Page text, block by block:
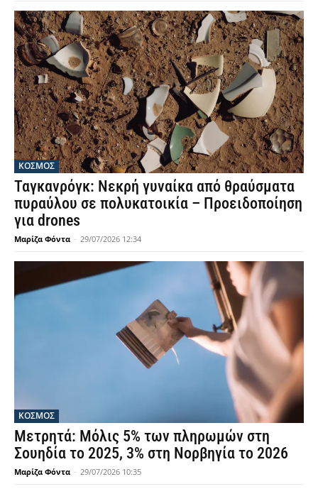
ΚΟΣΜΟΣ
Ταγκανρόγκ: Νεκρή γυναίκα από θραύσματα
πυραύλου σε πολυκατοικία – Προειδοποίηση
για drones
Μαρίζα Φόντα - 29/07/2026 12:34
ΚΟΣΜΟΣ
Μετρητά: Μόλις 5% των πληρωμών στη
Σουηδία το 2025, 3% στη Νορβηγία το 2026
Μαρίζα Φόντα - 29/07/2026 10:35